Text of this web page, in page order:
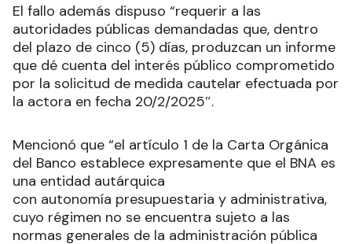
El fallo además dispuso “requerir a las
autoridades públicas demandadas que, dentro
del plazo de cinco (5) días, produzcan un informe
que dé cuenta del interés público comprometido
por la solicitud de medida cautelar efectuada por
la actora en fecha 20/2/2025″.
Mencionó que “el artículo 1 de la Carta Orgánica
del Banco establece expresamente que el BNA es
una entidad autárquica
con autonomía presupuestaria y administrativa,
cuyo régimen no se encuentra sujeto a las
normas generales de la administración pública